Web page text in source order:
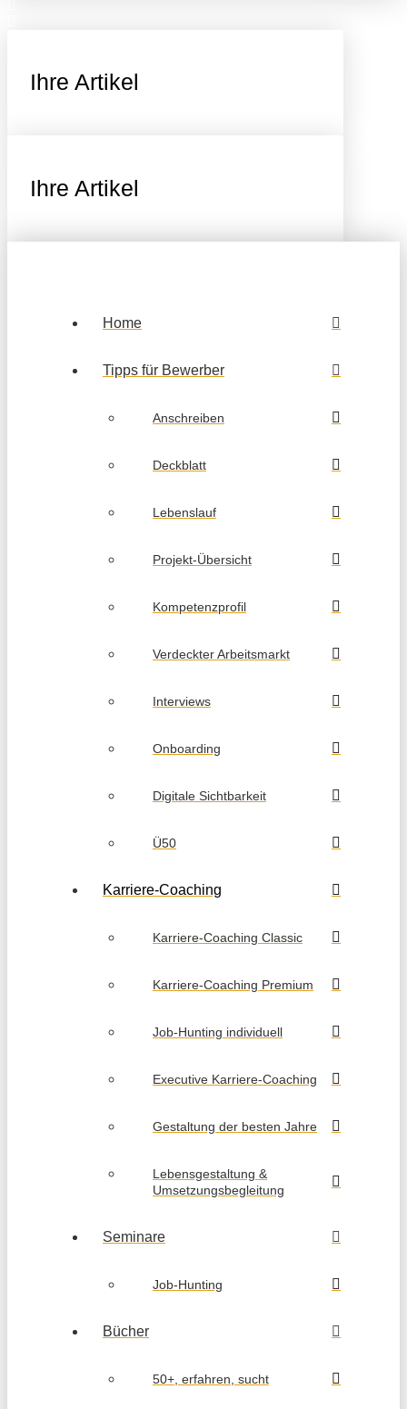
Ihre Artikel
Ihre Artikel
Home
Tipps für Bewerber
Anschreiben
Deckblatt
Lebenslauf
Projekt-Übersicht
Kompetenzprofil
Verdeckter Arbeitsmarkt
Interviews
Onboarding
Digitale Sichtbarkeit
Ü50
Karriere-Coaching
Karriere-Coaching Classic
Karriere-Coaching Premium
Job-Hunting individuell
Executive Karriere-Coaching
Gestaltung der besten Jahre
Lebensgestaltung &
Umsetzungsbegleitung
Seminare
Job-Hunting
Bücher
50+, erfahren, sucht